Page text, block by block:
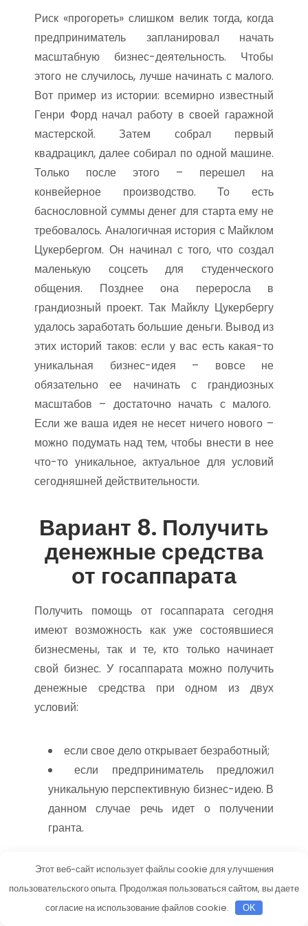
Риск «прогореть» слишком велик тогда, когда
предприниматель запланировал начать
масштабную бизнес-деятельность. Чтобы
этого не случилось, лучше начинать с малого.
Вот пример из истории: всемирно известный
Генри Форд начал работу в своей гаражной
мастерской. Затем собрал первый
квадрацикл, далее собирал по одной машине.
Только после этого – перешел на
конвейерное производство. То есть
баснословной суммы денег для старта ему не
требовалось. Аналогичная история с Майклом
Цукербергом. Он начинал с того, что создал
маленькую соцсеть для студенческого
общения. Позднее она переросла в
грандиозный проект. Так Майклу Цукербергу
удалось заработать большие деньги. Вывод из
этих историй таков: если у вас есть какая-то
уникальная бизнес-идея – вовсе не
обязательно ее начинать с грандиозных
масштабов – достаточно начать с малого.
Если же ваша идея не несет ничего нового –
можно подумать над тем, чтобы внести в нее
что-то уникальное, актуальное для условий
сегодняшней действительности.
Вариант 8. Получить
денежные средства
от госаппарата
Получить помощь от госаппарата сегодня
имеют возможность как уже состоявшиеся
бизнесмены, так и те, кто только начинает
свой бизнес. У госаппарата можно получить
денежные средства при одном из двух
условий:
если свое дело открывает безработный;
если предприниматель предложил
уникальную перспективную бизнес-идею. В
данном случае речь идет о получении
гранта.
готовую выделить бюджетные средства на
становление бизнеса? Ниже подробно
Этот веб-сайт использует файлы cookie для улучшения
пользовательского опыта. Продолжая пользоваться сайтом, вы даете
согласие на использование файлов cookie.
OK